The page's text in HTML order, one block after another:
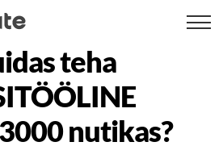
teha
nutikas?